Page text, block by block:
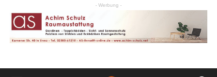
- Werbung -